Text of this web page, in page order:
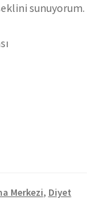
sunuyorum.
Merkezi, Diyet